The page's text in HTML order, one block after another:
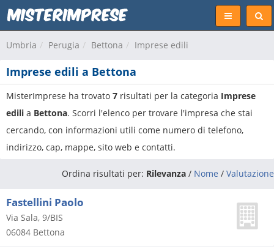
Umbria Perugia Bettona Imprese edili
Imprese edili a Bettona
MisterImprese ha trovato 7 risultati per la categoria Imprese
edili a Bettona. Scorri l'elenco per trovare l'impresa che stai
cercando, con informazioni utili come numero di telefono,
indirizzo, cap, mappe, sito web e contatti.
Ordina risultati per: Rilevanza / Nome / Valutazione
Fastellini Paolo
Via Sala, 9/BIS
06084 Bettona